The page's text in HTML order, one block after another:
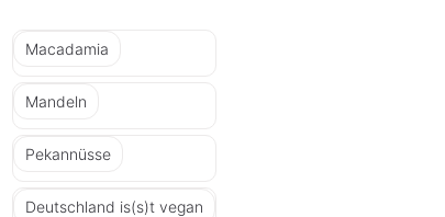
Macadamia
Mandeln
Pekannüsse
Deutschland is(s)t vegan